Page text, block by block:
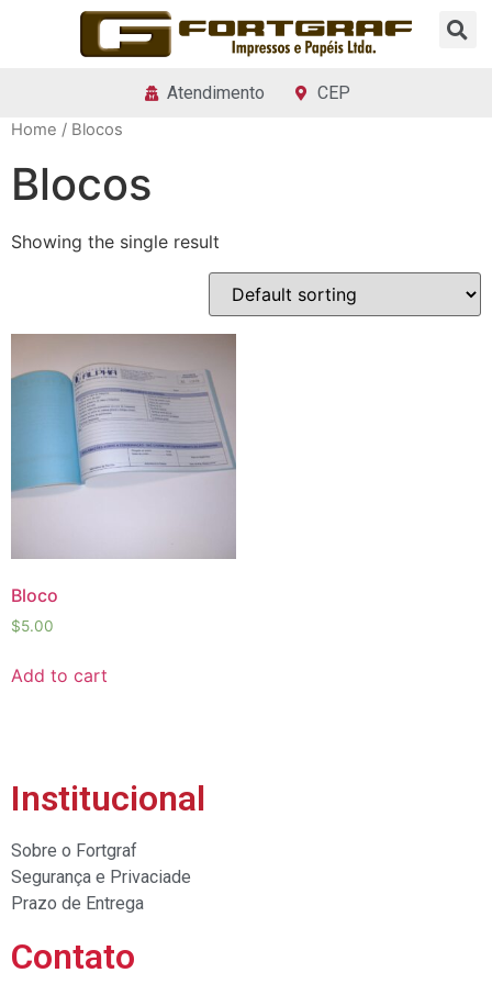
Atendimento CEP
Home / Blocos
Blocos
Showing the single result
Bloco
$5.00
Add to cart
Institucional
Sobre o Fortgraf
Segurança e Privaciade
Prazo de Entrega
Contato